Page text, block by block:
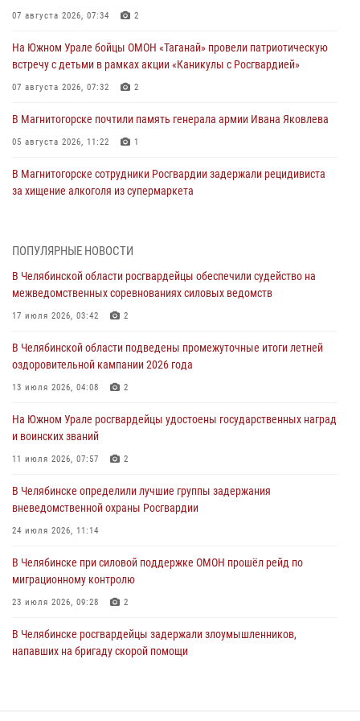
07 августа 2026, 07:34 2
На Южном Урале бойцы ОМОН «Таганай» провели патриотическую
встречу с детьми в рамках акции «Каникулы с Росгвардией»
07 августа 2026, 07:32 2
В Магнитогорске почтили память генерала армии Ивана Яковлева
05 августа 2026, 11:22 1
В Магнитогорске сотрудники Росгвардии задержали рецидивиста
за хищение алкоголя из супермаркета
На Южном Урале спецназ Росгвардии провел военно-полевые
Росгвардейцы задержали трёх магазинных воров в Челябинске
На Южном Урале сотрудники Росгвардии задержали
подозреваемого в совершении убийства
В Челябинской области росгвардейцами по горячим следам
задержан подозреваемый в грабеже
ПОПУЛЯРНЫЕ НОВОСТИ
В Челябинской области росгвардейцы обеспечили судейство на
межведомственных соревнованиях силовых ведомств
17 июля 2026, 03:42 2
В Челябинской области подведены промежуточные итоги летней
оздоровительной кампании 2026 года
13 июля 2026, 04:08 2
На Южном Урале росгвардейцы удостоены государственных наград
и воинских званий
11 июля 2026, 07:57 2
В Челябинске определили лучшие группы задержания
вневедомственной охраны Росгвардии
24 июля 2026, 11:14
В Челябинске при силовой поддержке ОМОН прошёл рейд по
миграционному контролю
23 июля 2026, 09:28 2
В Челябинске росгвардейцы задержали злоумышленников,
напавших на бригаду скорой помощи